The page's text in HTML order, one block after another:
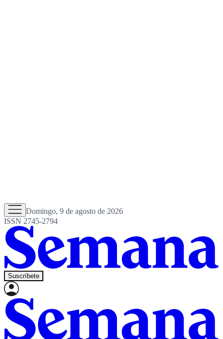
Domingo, 9 de agosto de 2026
ISSN 2745-2794
Suscríbete